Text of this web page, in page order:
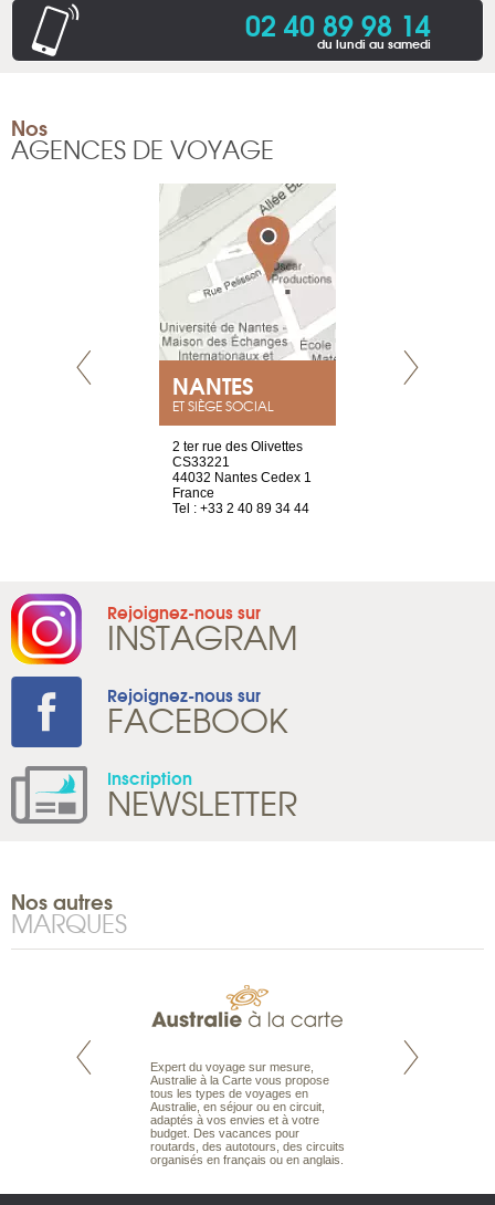
02 40 89 98 14
du lundi au samedi
Nos
AGENCES DE VOYAGE
NANTES
ET SIÈGE SOCIAL
2 ter rue des Olivettes
CS33221
44032 Nantes Cedex 1
France
Tel : +33 2 40 89 34 44
Rejoignez-nous sur
INSTAGRAM
Rejoignez-nous sur
FACEBOOK
Inscription
NEWSLETTER
Nos autres
MARQUES
est le spécialiste
Expert du voyage sur mesure,
Australie à la Carte vous propose
tous les types de voyages en
Australie, en séjour ou en circuit,
adaptés à vos envies et à votre
budget. Des vacances pour
routards, des autotours, des circuits
organisés en français ou en anglais.
Parce qu’ils sont